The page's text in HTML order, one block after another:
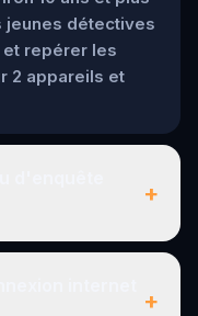
jeunes détectives
repérer les
2 appareils et
+
+